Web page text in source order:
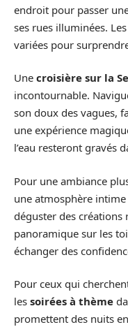
endroit pour passer
ses rues illuminées.
variées pour
Une croisière sur la
incontournable.
son doux des vagues,
une expérience
l’eau resteront gravés
Pour une ambiance
une atmosphère
déguster des
panoramique sur les
échanger des
Pour ceux qui
les soirées à thème
promettent des nuits